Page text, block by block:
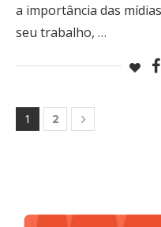
a importância das
seu trabalho, …
1 2